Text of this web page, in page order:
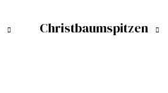
Christbaumspitzen